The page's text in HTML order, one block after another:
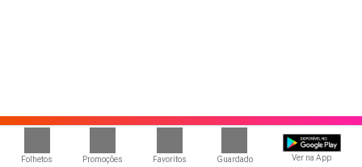
Folhetos Promoções Favoritos Guardado Ver na App